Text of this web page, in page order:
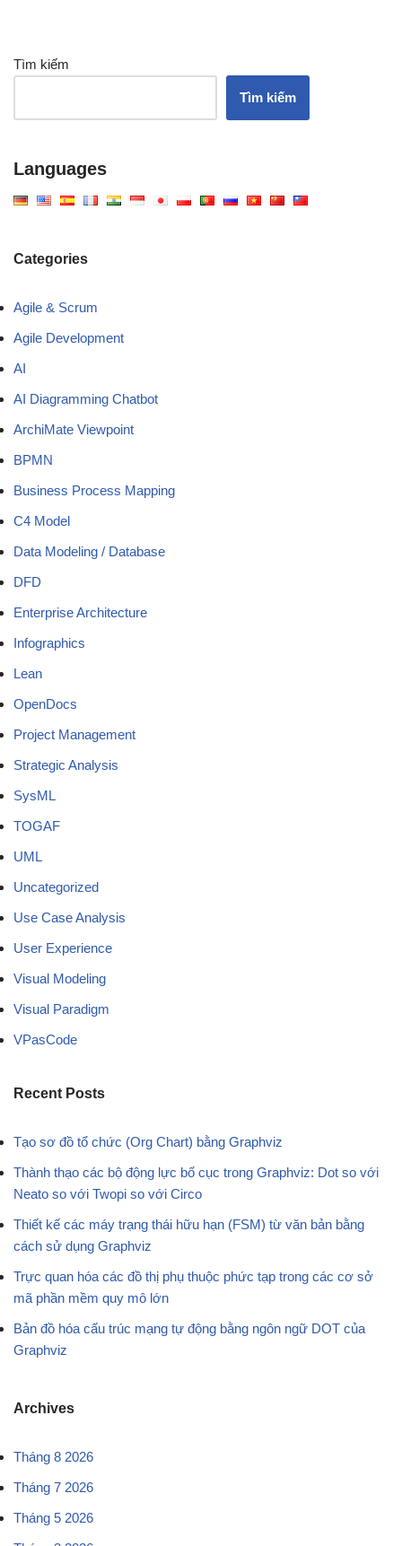
Tìm kiếm
Tìm kiếm
Languages
Categories
Agile & Scrum
Agile Development
AI
AI Diagramming Chatbot
ArchiMate Viewpoint
BPMN
Business Process Mapping
C4 Model
Data Modeling / Database
DFD
Enterprise Architecture
Infographics
Lean
OpenDocs
Project Management
Strategic Analysis
SysML
TOGAF
UML
Uncategorized
Use Case Analysis
User Experience
Visual Modeling
Visual Paradigm
VPasCode
Recent Posts
Tạo sơ đồ tổ chức (Org Chart) bằng Graphviz
Thành thạo các bộ động lực bố cục trong Graphviz: Dot so với
Neato so với Twopi so với Circo
Thiết kế các máy trạng thái hữu hạn (FSM) từ văn bản bằng
cách sử dụng Graphviz
Trực quan hóa các đồ thị phụ thuộc phức tạp trong các cơ sở
mã phần mềm quy mô lớn
Bản đồ hóa cấu trúc mạng tự động bằng ngôn ngữ DOT của
Graphviz
Archives
Tháng 8 2026
Tháng 7 2026
Tháng 5 2026